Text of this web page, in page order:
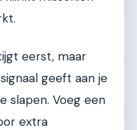
eerst, maar
geeft aan je
slapen. Voeg een
extra